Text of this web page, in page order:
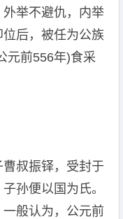
举不避仇，内举
后，被任为公族
元前556年)食采
叔振铎，受封于
孙便以国为氏。
般认为，公元前